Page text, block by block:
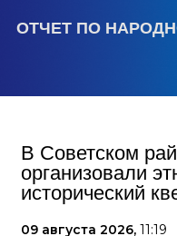
ОТЧЕТ ПО
В Советском
организовали
исторический
09 августа 2026, 11:19